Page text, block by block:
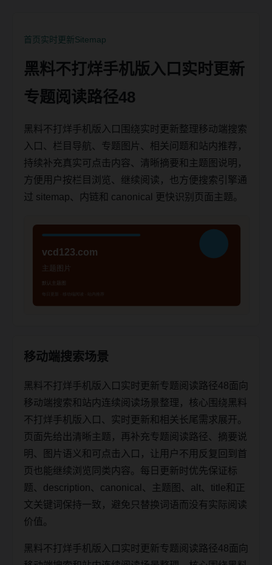
首页实时更新Sitemap
黑料不打烊手机版入口实时更新
专题阅读路径48
黑料不打烊手机版入口围绕实时更新整理移动端搜索
入口、栏目导航、专题图片、相关问题和站内推荐，
持续补充真实可点击内容、清晰摘要和主题图说明，
方便用户按栏目浏览、继续阅读，也方便搜索引擎通
过 sitemap、内链和 canonical 更快识别页面主题。
移动端搜索场景
黑料不打烊手机版入口实时更新专题阅读路径48面向
移动端搜索和站内连续阅读场景整理，核心围绕黑料
不打烊手机版入口、实时更新和相关长尾需求展开。
页面先给出清晰主题，再补充专题阅读路径、摘要说
明、图片语义和可点击入口，让用户不用反复回到首
页也能继续浏览同类内容。每日更新时优先保证标
题、description、canonical、主题图、alt、title和正
文关键词保持一致，避免只替换词语而没有实际阅读
价值。
黑料不打烊手机版入口实时更新专题阅读路径48面向